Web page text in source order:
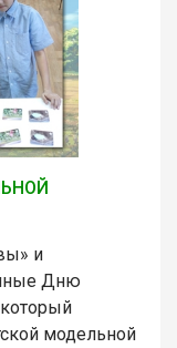
и
Дню
модельной